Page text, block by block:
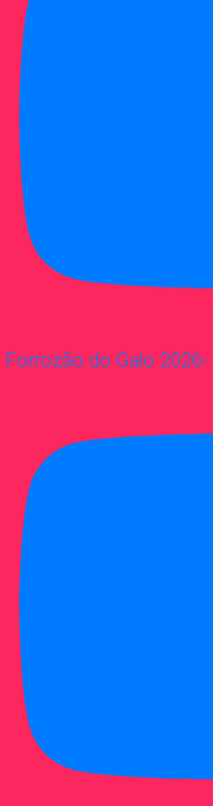
Forrozão do Galo